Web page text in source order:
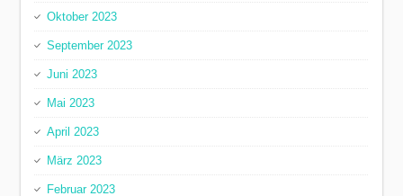
Oktober 2023
September 2023
Juni 2023
Mai 2023
April 2023
März 2023
Februar 2023